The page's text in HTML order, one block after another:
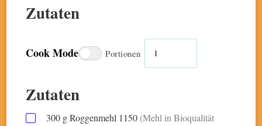
Zutaten
Cook Mode Portionen
Zutaten
300 gRoggenmehl 1150 (Mehl in Bioqualität